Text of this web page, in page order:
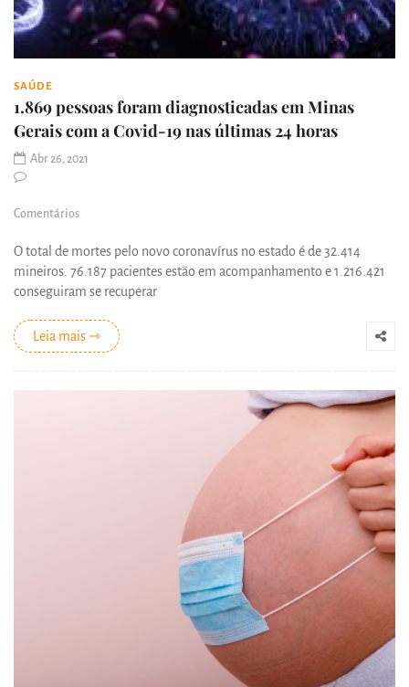
SAÚDE
1.869 pessoas foram diagnosticadas em Minas
Gerais com a Covid-19 nas últimas 24 horas
Abr 26, 2021
Comentários
O total de mortes pelo novo coronavírus no estado é de 32.414
mineiros. 76.187 pacientes estão em acompanhamento e 1.216.421
conseguiram se recuperar
Leia mais ⇾